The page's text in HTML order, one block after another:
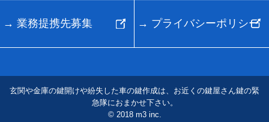
業務提携先募集 プライバシーポリシー
玄関や金庫の鍵開けや紛失した車の鍵作成は、お近くの鍵屋さん鍵の緊
急隊におまかせ下さい。
© 2018 m3 inc.